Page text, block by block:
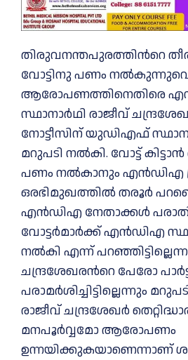
തിരുവനന്തപുരത്തിന്‍റെ
വോട്ടിനു പണം
ആരോപണത്തിനെതിരെ
സ്ഥാനാർഥി രാജീവ്‌
നോട്ടീസിന് യുഡിഎഫ്
മറുപടി നല്‍കി. വോട്ട്
പണം നല്‍കാനും എന്‍ഡിഎ
ഒരഭിമുഖത്തില്‍ തരൂര്‍
എന്‍ഡിഎ നേതാക്കള്‍
വോട്ടർമാർക്ക് എന്‍ഡിഎ
നല്‍കി എന്ന്
ചന്ദ്രശേഖരന്‍റെ പേരോ
പരാമർശിച്ചിട്ടില്ലെന്നും
രാജീവ്‌ ചന്ദ്രശേഖർ
മനപൂർവ്വമോ ആരോപണം
ഉന്നയിക്കുകയാണെന്നാണ്